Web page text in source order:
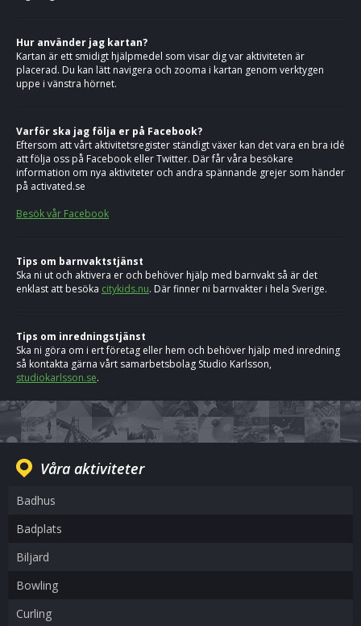
Hur använder jag kartan?
Kartan är ett smidigt hjälpmedel som visar dig var aktiviteten är
placerad. Du kan lätt navigera och zooma i kartan genom verktygen
uppe i vänstra hörnet.
Varför ska jag följa er på Facebook?
Eftersom att vårt aktivitetsregister ständigt växer kan det vara en bra idé
att följa oss på Facebook eller Twitter. Där får våra besökare
information om nya aktiviteter och andra spännande grejer som händer
på activated.se
Besök vår Facebook
Tips om barnvaktstjänst
Ska ni ut och aktivera er och behöver hjälp med barnvakt så är det
enklast att besöka citykids.nu. Där finner ni barnvakter i hela Sverige.
Tips om inredningstjänst
Ska ni göra om i ert företag eller hem och behöver hjälp med inredning
så kontakta gärna vårt samarbetsbolag Studio Karlsson,
studiokarlsson.se.
Våra aktiviteter
Badhus
Badplats
Biljard
Bowling
Curling